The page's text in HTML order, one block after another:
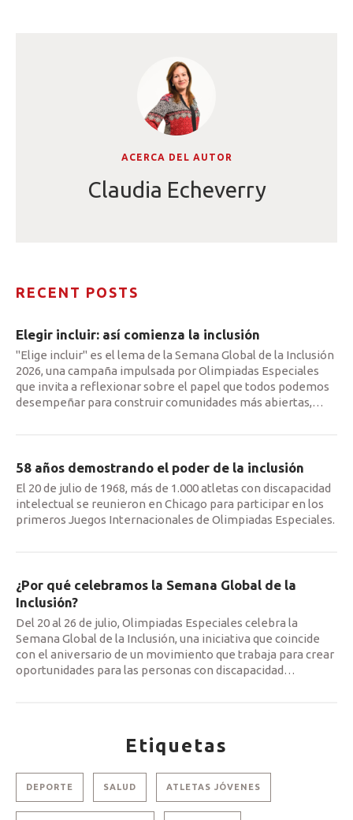
ACERCA DEL AUTOR
Claudia Echeverry
RECENT POSTS
Elegir incluir: así comienza la inclusión
"Elige incluir" es el lema de la Semana Global de la Inclusión
2026, una campaña impulsada por Olimpiadas Especiales
que invita a reflexionar sobre el papel que todos podemos
desempeñar para construir comunidades más abiertas,…
58 años demostrando el poder de la inclusión
El 20 de julio de 1968, más de 1.000 atletas con discapacidad
intelectual se reunieron en Chicago para participar en los
primeros Juegos Internacionales de Olimpiadas Especiales.
¿Por qué celebramos la Semana Global de la
Inclusión?
Del 20 al 26 de julio, Olimpiadas Especiales celebra la
Semana Global de la Inclusión, una iniciativa que coincide
con el aniversario de un movimiento que trabaja para crear
oportunidades para las personas con discapacidad…
Etiquetas
DEPORTE SALUD ATLETAS JÓVENES